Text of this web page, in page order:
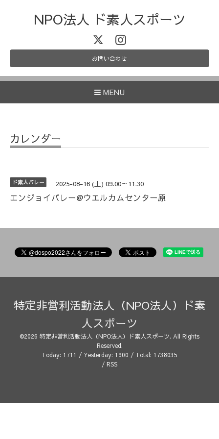
NPO法人 ド素人スポーツ
お問い合わせ
MENU
カレンダー
ド素人バレー 2025-08-16 (土) 09:00～11:30
エンジョイバレー@ウエルカムセンター原
特定非営利活動法人（NPO法人）ド素
人スポーツ
©2026 特定非営利活動法人（NPO法人）ド素人スポーツ. All Rights
Reserved.
Today: 1711 / Yesterday: 1900 / Total: 1738035
/ RSS